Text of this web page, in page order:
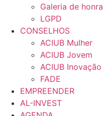
Galeria de honra
LGPD
CONSELHOS
ACIUB Mulher
ACIUB Jovem
ACIUB Inovação
FADE
EMPREENDER
AL-INVEST